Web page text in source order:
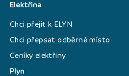
Elektřina
Chci přejít k ELYN
Chci přepsat odběrné místo
Ceníky elektřiny
Plyn